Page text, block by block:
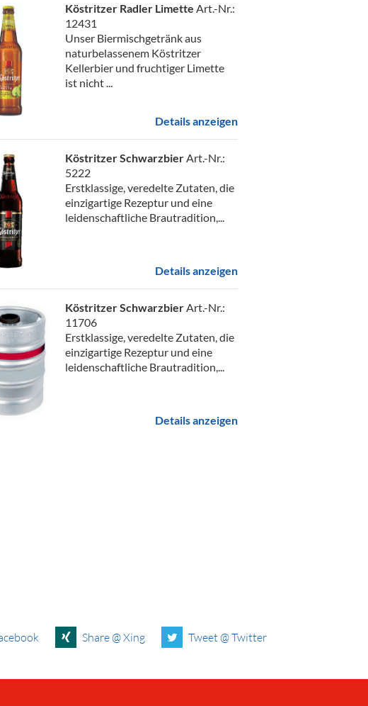
Köstritzer Radler Limette Art.-Nr.:
12431
Unser Biermischgetränk aus
naturbelassenem Köstritzer
Kellerbier und fruchtiger Limette
ist nicht ...
Details anzeigen
Köstritzer Schwarzbier Art.-Nr.:
5222
Erstklassige, veredelte Zutaten, die
einzigartige Rezeptur und eine
leidenschaftliche Brautradition,...
Details anzeigen
Köstritzer Schwarzbier Art.-Nr.:
11706
Erstklassige, veredelte Zutaten, die
einzigartige Rezeptur und eine
leidenschaftliche Brautradition,...
Details anzeigen
Share @ Xing Tweet @ Twitter